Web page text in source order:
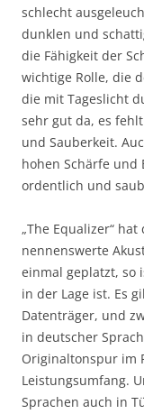
schlecht
dunklen und
die Fähigkeit der
wichtige Rolle, die
die mit Tageslicht
sehr gut da, es
und Sauberkeit.
hohen Schärfe und
ordentlich und
„The Equalizer“
nennenswerte
einmal geplatzt, so
in der Lage ist. Es
Datenträger, und
in deutscher
Originaltonspur im
Leistungsumfang.
Sprachen auch in